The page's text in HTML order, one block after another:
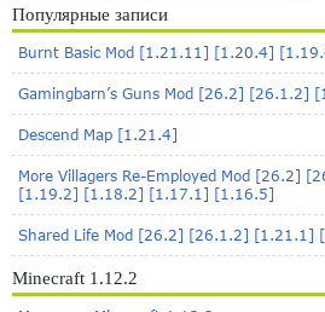
Популярные записи
Burnt Basic Mod [1.21.11] [1.20.4]
Gamingbarn’s Guns Mod [26.2] [26.1.2]
Descend Map [1.21.4]
More Villagers Re-Employed Mod [26.2]
[1.19.2] [1.18.2] [1.17.1] [1.16.5]
Shared Life Mod [26.2] [26.1.2] [1.21.1]
Minecraft 1.12.2